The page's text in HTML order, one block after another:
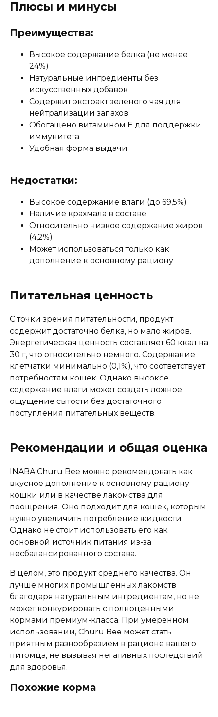
Плюсы и минусы
Преимущества:
Высокое содержание белка (не менее
24%)
Натуральные ингредиенты без
искусственных добавок
Содержит экстракт зеленого чая для
нейтрализации запахов
Обогащено витамином E для поддержки
иммунитета
Удобная форма выдачи
Недостатки:
Высокое содержание влаги (до 69,5%)
Наличие крахмала в составе
Относительно низкое содержание жиров
(4,2%)
Может использоваться только как
дополнение к основному рациону
Питательная ценность
С точки зрения питательности, продукт
содержит достаточно белка, но мало жиров.
Энергетическая ценность составляет 60 ккал на
30 г, что относительно немного. Содержание
клетчатки минимально (0,1%), что соответствует
потребностям кошек. Однако высокое
содержание влаги может создать ложное
ощущение сытости без достаточного
поступления питательных веществ.
Рекомендации и общая оценка
INABA Churu Bee можно рекомендовать как
вкусное дополнение к основному рациону
кошки или в качестве лакомства для
поощрения. Оно подходит для кошек, которым
нужно увеличить потребление жидкости.
Однако не стоит использовать его как
основной источник питания из-за
несбалансированного состава.
В целом, это продукт среднего качества. Он
лучше многих промышленных лакомств
благодаря натуральным ингредиентам, но не
может конкурировать с полноценными
кормами премиум-класса. При умеренном
использовании, Churu Bee может стать
приятным разнообразием в рационе вашего
питомца, не вызывая негативных последствий
для здоровья.
Похожие корма